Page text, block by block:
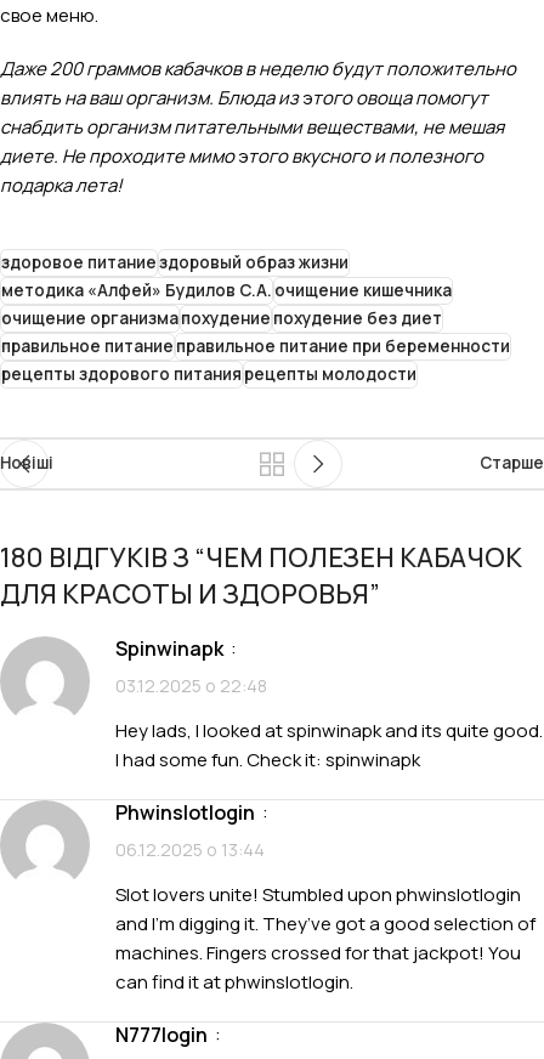
свое меню.
Даже 200 граммов кабачков в неделю будут положительно
влиять на ваш организм. Блюда изэтого овоща помогут
снабдить организм питательными веществами, не мешая
диете. Не проходите мимоэтого вкусного и полезного
подарка лета!
здоровое питаниездоровый образ жизни
методика «Алфей» Будилов С.А.очищение кишечника
очищение организмапохудениепохудение без диет
правильное питаниеправильное питание при беременности
рецепты здорового питаниярецепты молодости
Новіші Старше
180 ВІДГУКІВ З “ЧЕМ ПОЛЕЗЕН КАБАЧОК
ДЛЯ КРАСОТЫ И ЗДОРОВЬЯ”
spinwinapk :
03.12.2025 о 22:48
Hey lads, I looked at spinwinapk and its quite good.
I had some fun. Check it: spinwinapk
phwinslotlogin :
06.12.2025 о 13:44
Slot lovers unite! Stumbled upon phwinslotlogin
and I’m digging it. They’ve got a good selection of
machines. Fingers crossed for that jackpot! You
can find it atphwinslotlogin.
n777login :